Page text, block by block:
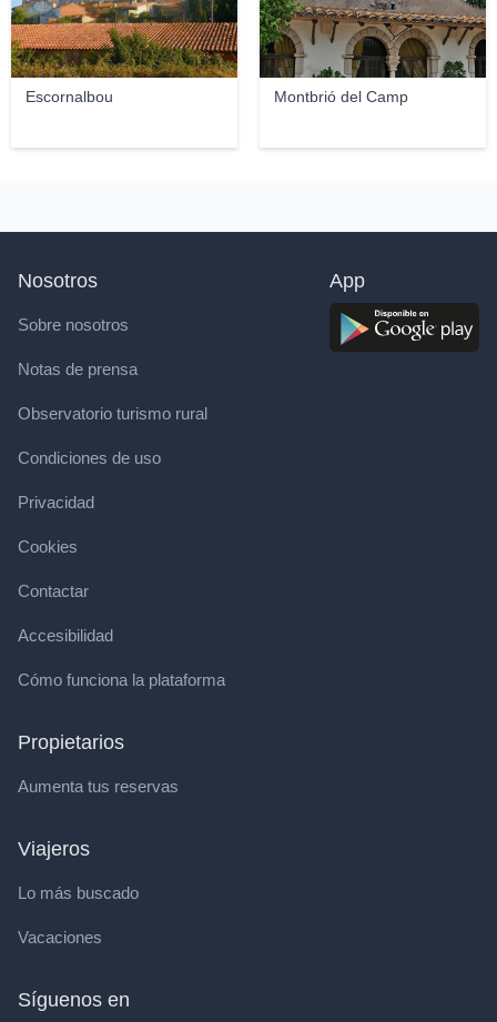
Escornalbou Montbrió del Camp
Nosotros
Sobre nosotros
Notas de prensa
Observatorio turismo rural
Condiciones de uso
Privacidad
Cookies
Contactar
Accesibilidad
Cómo funciona la plataforma
Propietarios
Aumenta tus reservas
Viajeros
Lo más buscado
Vacaciones
App
Síguenos en